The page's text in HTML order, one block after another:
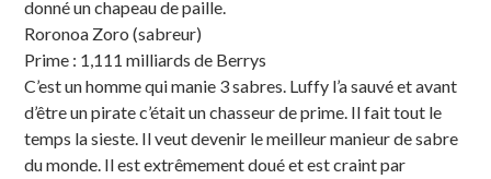
donné un chapeau de paille.
Roronoa Zoro (sabreur)
Prime : 1,111 milliards de Berrys
C’est un homme qui manie 3 sabres. Luffy l’a sauvé et avant
d’être un pirate c’était un chasseur de prime. Il fait tout le
temps la sieste. Il veut devenir le meilleur manieur de sabre
du monde. Il est extrêmement doué et est craint par